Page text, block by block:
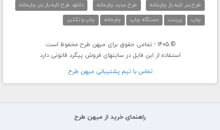
طرح بنر لایه باز چاپخانه طرح جدید چاپخانه
دانلود طرح لایه باز بنر چاپخانه
چاپ
پرینت دستگاه چاپ چاپخانه چاپ و تکثیر
© 1405 - تمامی حقوق برای میهن طرح محفوظ است.
استفاده از این فایل در سایتهای فروش پیگرد قانونی دارد
تماس با تيم پشتيبانی ميهن طرح
راهنمای خرید از میهن طرح